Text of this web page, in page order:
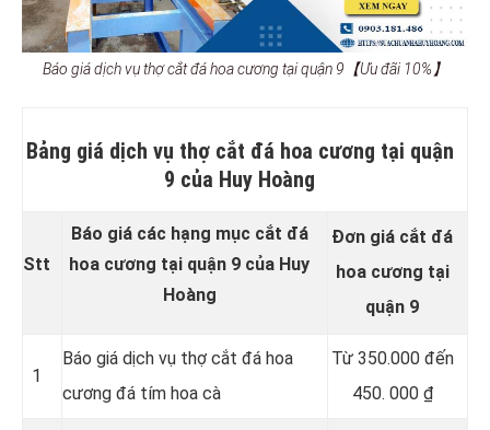
Báo giá dịch vụ thợ cắt đá hoa cương tại quận 9【Ưu đãi 10%】
Bảng giá dịch vụ thợ cắt đá hoa cương tại quận
9 của Huy Hoàng
Stt
Báo giá các hạng mục cắt đá
hoa cương tại quận 9 của Huy
Hoàng
Đơn giá cắt đá
hoa cương tại
quận 9
1
Báo giá dịch vụ thợ cắt đá hoa
cương đá tím hoa cà
Từ350.000 đến
450. 000 ₫